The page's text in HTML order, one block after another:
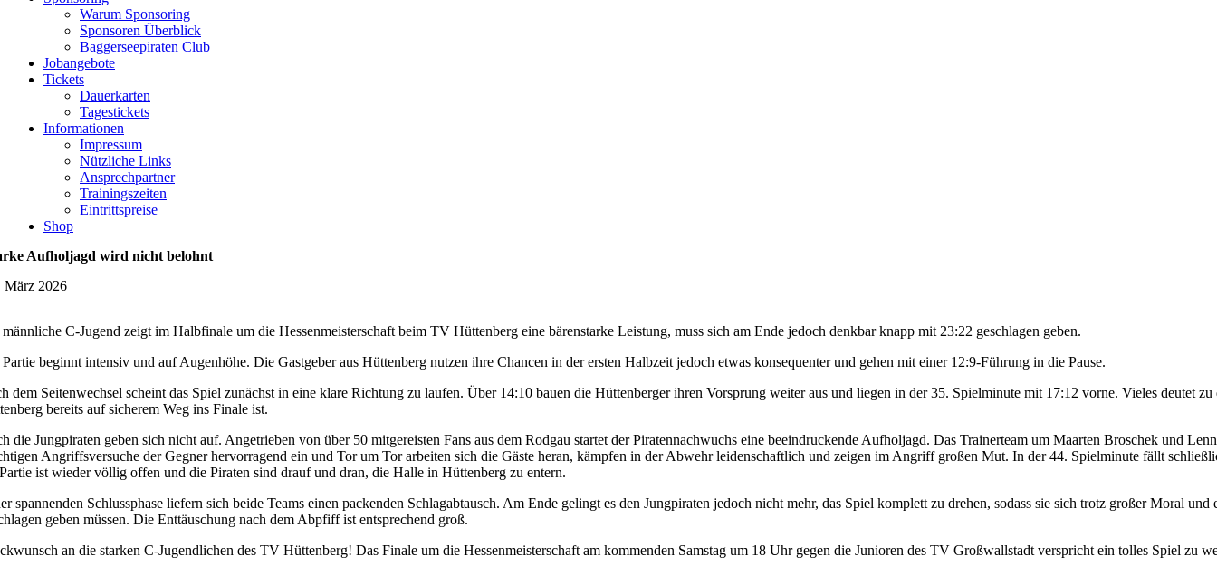
Warum Sponsoring
Sponsoren Überblick
Baggerseepiraten Club
Jobangebote
Tickets
Dauerkarten
Tagestickets
Informationen
Impressum
Nützliche Links
Ansprechpartner
Trainingszeiten
Eintrittspreise
Shop
Aufholjagd wird nicht belohnt
März 2026
C-Jugend zeigt im Halbfinale um die Hessenmeisterschaft beim TV Hüttenberg eine bärenstarke Leistung, muss sich am Ende jedoch denkbar knapp mit 23:22 geschlagen geben.
beginnt intensiv und auf Augenhöhe. Die Gastgeber aus Hüttenberg nutzen ihre Chancen in der ersten Halbzeit jedoch etwas konsequenter und gehen mit einer 12:9-Führung in die Pause.
dem Seitenwechsel scheint das Spiel zunächst in eine klare Richtung zu laufen. Über 14:10 bauen die Hüttenberger ihren Vorsprung weiter aus und liegen in der 35. Spielminute mit 17:12 vorne. Vieles deutet
bereits auf sicherem Weg ins Finale ist.
die Jungpiraten geben sich nicht auf. Angetrieben von über 50 mitgereisten Fans aus dem Rodgau startet der Piratennachwuchs eine beeindruckende Aufholjagd. Das Trainerteam um Maarten Broschek und
Angriffsversuche der Gegner hervorragend ein und Tor um Tor arbeiten sich die Gäste heran, kämpfen in der Abwehr leidenschaftlich und zeigen im Angriff großen Mut. In der 44. Spielminute fällt
ist wieder völlig offen und die Piraten sind drauf und dran, die Halle in Hüttenberg zu entern.
spannenden Schlussphase liefern sich beide Teams einen packenden Schlagabtausch. Am Ende gelingt es den Jungpiraten jedoch nicht mehr, das Spiel komplett zu drehen, sodass sie sich trotz großer Moral
geben müssen. Die Enttäuschung nach dem Abpfiff ist entsprechend groß.
an die starken C-Jugendlichen des TV Hüttenberg! Das Finale um die Hessenmeisterschaft am kommenden Samstag um 18 Uhr gegen die Junioren des TV Großwallstadt verspricht ein tolles Spiel zu